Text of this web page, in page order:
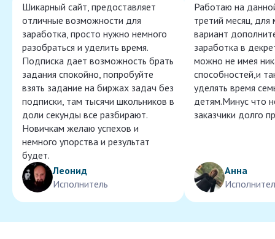
Шикарный сайт, предоставляет
отличные возможности для
заработка, просто нужно немного
разобраться и уделить время.
Подписка дает возможность брать
задания спокойно, попробуйте
взять задание на биржах задач без
подписки, там тысячи школьников в
доли секунды все разбирают.
Новичкам желаю успехов и
немного упорства и результат
будет.
Леонид
Исполнитель
Работаю на
третий месяц, для
вариант
заработка в
можно не имея
способностей,и
уделять время
детям.Минус что
заказчики долго
Анна